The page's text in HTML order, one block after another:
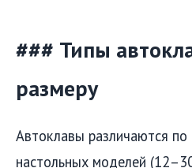
### Типы
размеру
Автоклавы различаются
настольных моделей